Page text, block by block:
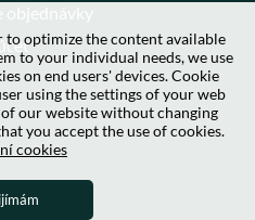
objednávky
to optimize the content available
to your individual needs, we use
on end users' devices. Cookie
using the settings of your web
our website without changing
you accept the use of cookies.
cookies